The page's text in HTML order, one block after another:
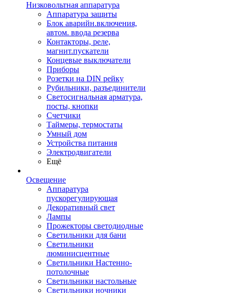
Низковольтная аппаратура
Аппаратура защиты
Блок аварийн.включения,
автом. ввода резерва
Контакторы, реле,
магнит.пускатели
Концевые выключатели
Приборы
Розетки на DIN рейку
Рубильники, разъединители
Светосигнальная арматура,
посты, кнопки
Счетчики
Таймеры, термостаты
Умный дом
Устройства питания
Электродвигатели
Ещё
Освещение
Аппаратура
пускорегулирующая
Декоративный свет
Лампы
Прожекторы светодиодные
Светильники для бани
Светильники
люминисцентные
Светильники Настенно-
потолочные
Светильники настольные
Светильники ночники